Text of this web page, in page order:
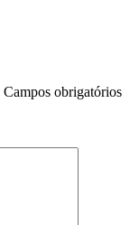
Campos obrigatórios